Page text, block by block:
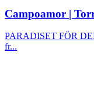
Campoamor |
PARADISET FÖR
fr...